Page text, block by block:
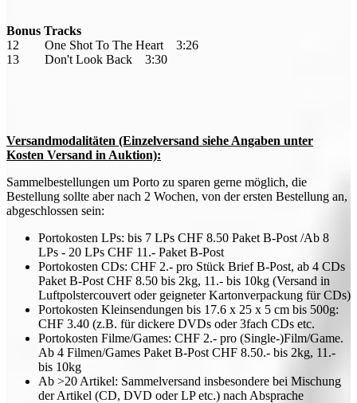
Bonus Tracks
12 One Shot To The Heart 3:26
13 Don't Look Back 3:30
Versandmodalitäten (Einzelversand siehe Angaben unter
Kosten Versand in Auktion):
Sammelbestellungen um Porto zu sparen gerne möglich, die
Bestellung sollte aber nach 2 Wochen, von der ersten Bestellung an,
abgeschlossen sein:
Portokosten LPs: bis 7 LPs CHF 8.50 Paket B-Post /Ab 8
LPs - 20 LPs CHF 11.- Paket B-Post
Portokosten CDs: CHF 2.- pro Stück Brief B-Post, ab 4 CDs
Paket B-Post CHF 8.50 bis 2kg, 11.- bis 10kg (Versand in
Luftpolstercouvert oder geigneter Kartonverpackung für CDs)
Portokosten Kleinsendungen bis 17.6 x 25 x 5 cm bis 500g:
CHF 3.40 (z.B. für dickere DVDs oder 3fach CDs etc.
Portokosten Filme/Games: CHF 2.- pro (Single-)Film/Game.
Ab 4 Filmen/Games Paket B-Post CHF 8.50.- bis 2kg, 11.-
bis 10kg
Ab >20 Artikel: Sammelversand insbesondere bei Mischung
der Artikel (CD, DVD oder LP etc.) nach Absprache